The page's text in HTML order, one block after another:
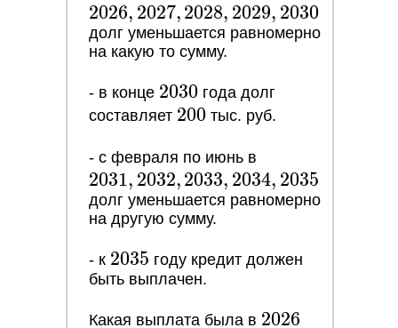
2027,
2028,
2026, 2027,2028, 2029, 2030
долг уменьшается равномерно
на какую то сумму.
- в конце 2030
2030 года долг
составляет 200
200 тыс. руб.
- с февраля по июнь в
2032,
2033,
2031, 2032,2033, 2034, 2035
долг уменьшается равномерно
на другую сумму.
- к 2035
2035 году кредит должен
быть выплачен.
Какая выплата была в 2026
2026